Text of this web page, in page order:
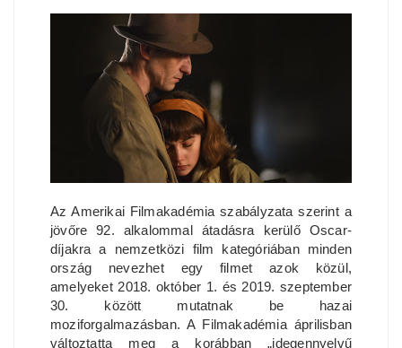
Az Amerikai Filmakadémia szabályzata szerint a
jövőre 92. alkalommal átadásra kerülő Oscar-
díjakra a nemzetközi film kategóriában minden
ország nevezhet egy filmet azok közül,
amelyeket 2018. október 1. és 2019. szeptember
30. között mutatnak be hazai
moziforgalmazásban. A Filmakadémia áprilisban
változtatta meg a korábban „idegennyelvű